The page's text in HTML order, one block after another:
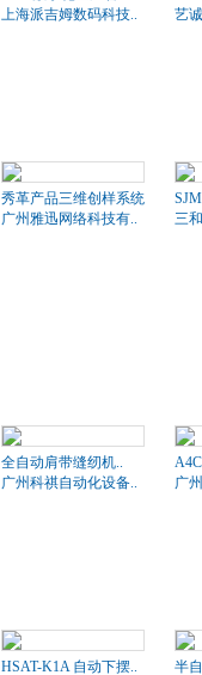
上海派吉姆数码科技..
艺
秀革产品三维创样系统
广州雅迅网络科技有..
三
全自动肩带缝纫机..
广州科祺自动化设备..
广
HSAT-K1A 自动下摆.. 半